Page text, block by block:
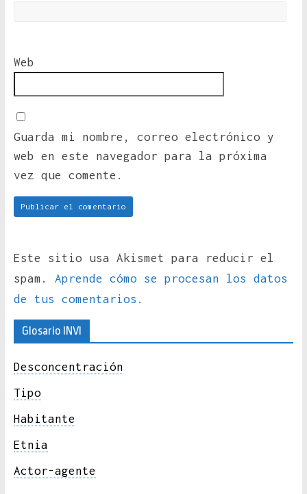
Web
Guarda mi nombre, correo electrónico y
web en este navegador para la próxima
vez que comente.
Este sitio usa Akismet para reducir el
spam. Aprende cómo se procesan los datos
de tus comentarios.
Glosario INVI
Desconcentración
Tipo
Habitante
Etnia
Actor-agente